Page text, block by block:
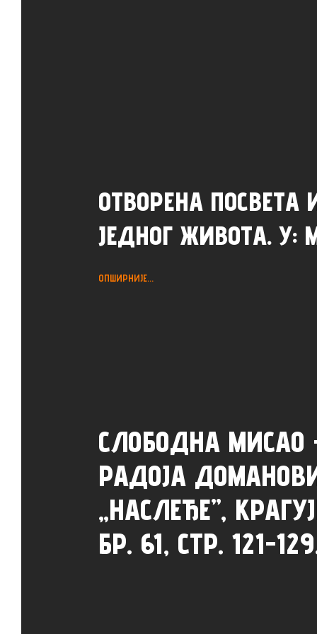
ОТВОРЕНА ПОСВЕТА
ЈЕДНОГ ЖИВОТА. У:
ОПШИРНИЈЕ...
СЛОБОДНА
РАДОЈА
„НАСЛЕЂЕ”,
БР. 61, СТР. 121-